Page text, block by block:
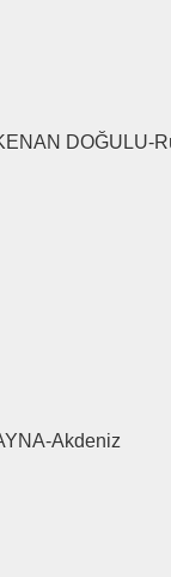
DOĞULU-
Akdeniz